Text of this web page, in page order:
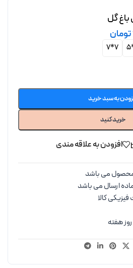
باغ گل
تومان
7*7
به سبد خرید
خرید کنید
افزودن به علاقه مندی
می باشد
ارسال می باشد
کالا